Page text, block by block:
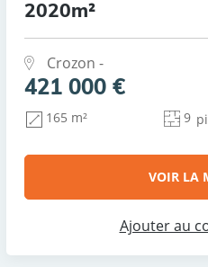
2020m²
Crozon -
421 000 €
165 m² 9
VOIR LA
Ajouter au